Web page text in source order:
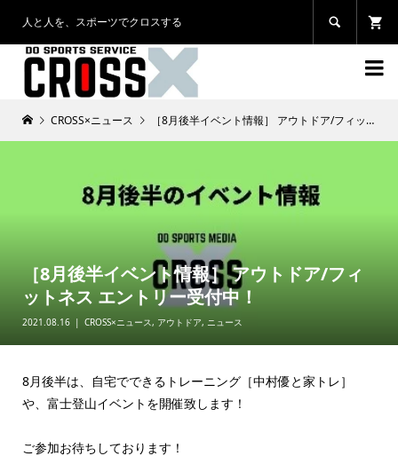
人と人を、スポーツでクロスする 

CROSS×ニュース ［8月後半イベント情報］ アウトドア/フィットネス エントリー受付中！
［8月後半イベント情報］ アウトドア/フィ
ットネス エントリー受付中！
2021.08.16 CROSS×ニュース, アウトドア, ニュース
8月後半は、自宅でできるトレーニング［中村優と家トレ］
や、富士登山イベントを開催致します！
ご参加お待ちしております！